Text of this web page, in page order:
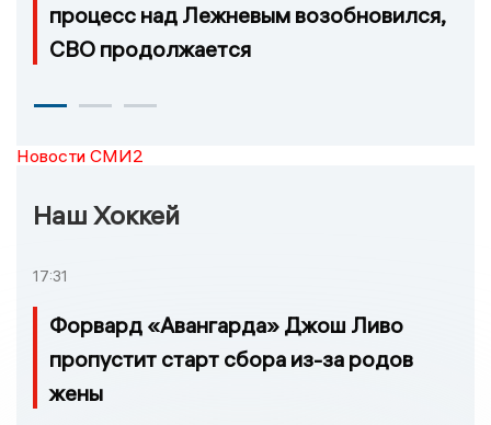
процесс над Лежневым возобновился,
СВО продолжается
Новости СМИ2
Наш Хоккей
17:31
Форвард «Авангарда» Джош Ливо
пропустит старт сбора из-за родов
жены